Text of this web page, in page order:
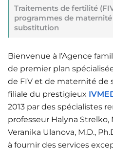
Traitements de fertilité
programmes de
substitution
Bienvenue à l’Agence
de premier plan
de FIV et de maternité
filiale du prestigieux
2013 par des spécialistes
professeur Halyna Strelko,
Veranika Ulanova, M.D.,
à fournir des services